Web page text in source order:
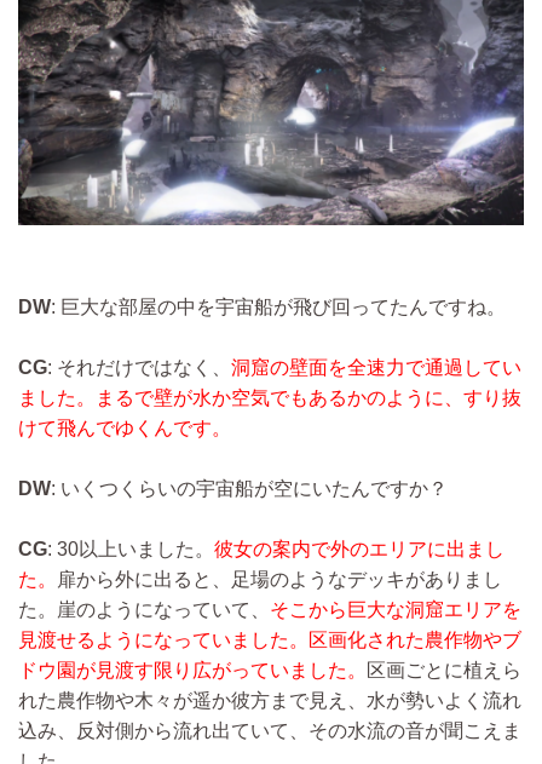
DW: 巨大な部屋の中を宇宙船が飛び回ってたんですね。
CG: それだけではなく、 洞窟の壁面を全速力で通過してい
ました。まるで壁が水か空気でもあるかのように、すり抜
けて飛んでゆくんです。
DW: いくつくらいの宇宙船が空にいたんですか？
CG: 30以上いました。 彼女の案内で外のエリアに出まし
た。
扉から外に出ると、足場のようなデッキがありまし
た。崖のようになっていて、 そこから巨大な洞窟エリアを
見渡せるようになっていました。区画化された農作物やブ
ドウ園が見渡す限り広がっていました。
区画ごとに植えら
れた農作物や木々が遥か彼方まで見え、水が勢いよく流れ
込み、反対側から流れ出ていて、その水流の音が聞こえま